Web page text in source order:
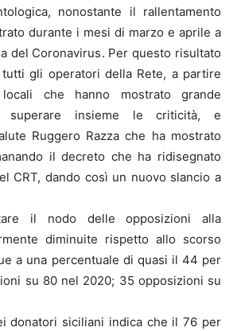
nonostante il rallentamento
durante i mesi di marzo e aprile a
del Coronavirus. Per questo risultato
gli operatori della Rete, a partire
che hanno mostrato grande
superare insieme le criticità, e
Ruggero Razza che ha mostrato
il decreto che ha ridisegnato
CRT, dando così un nuovo slancio a
il nodo delle opposizioni alla
diminuite rispetto allo scorso
a una percentuale di quasi il 44 per
su 80 nel 2020; 35 opposizioni su
donatori siciliani indica che il 76 per